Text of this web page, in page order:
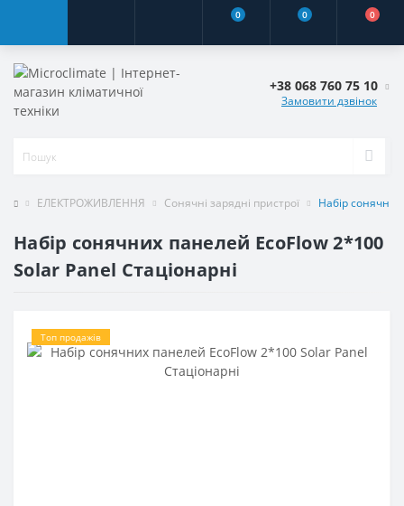
0 0 0
+38 068 760 75 10
Замовити дзвінок
ЕЛЕКТРОЖИВЛЕННЯ Сонячні зарядні пристрої Набір
Набір сонячних панелей EcoFlow 2*100
Solar Panel Стаціонарні
Топ продажів